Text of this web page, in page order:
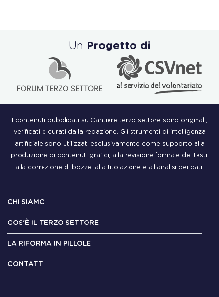
Un Progetto di
I contenuti pubblicati su Cantiere terzo settore sono originali,
verificati e curati dalla redazione. Gli strumenti di intelligenza
artificiale sono utilizzati esclusivamente come supporto alla
produzione di contenuti grafici, alla revisione formale dei testi,
alla correzione di bozze, alla titolazione e all'analisi dei dati.
CHI SIAMO
COS'È IL TERZO SETTORE
LA RIFORMA IN PILLOLE
CONTATTI